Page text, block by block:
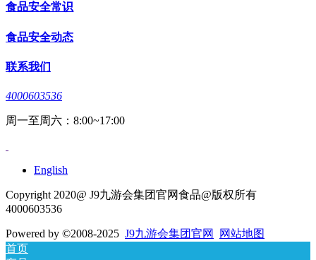
食品安全常识
食品安全动态
联系我们
4000603536
周一至周六：8:00~17:00
English
Copyright 2020@ J9九游会集团官网食品@版权所有
4000603536
Powered by ©2008-2025 J9九游会集团官网
网站地图
首页